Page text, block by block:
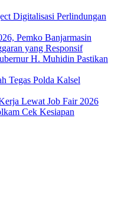
Digitalisasi Perlindungan
Pemko Banjarmasin
yang Responsif
H. Muhidin Pastikan
Tegas Polda Kalsel
Lewat Job Fair 2026
Cek Kesiapan